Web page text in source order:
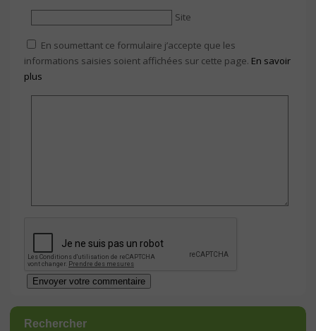
Site
En soumettant ce formulaire j’accepte que les
informations saisies soient affichées sur cette page. En savoir
plus
Rechercher